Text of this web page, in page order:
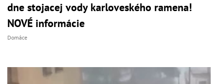
dne stojacej vody karloveského ramena!
NOVÉ informácie
Domáce